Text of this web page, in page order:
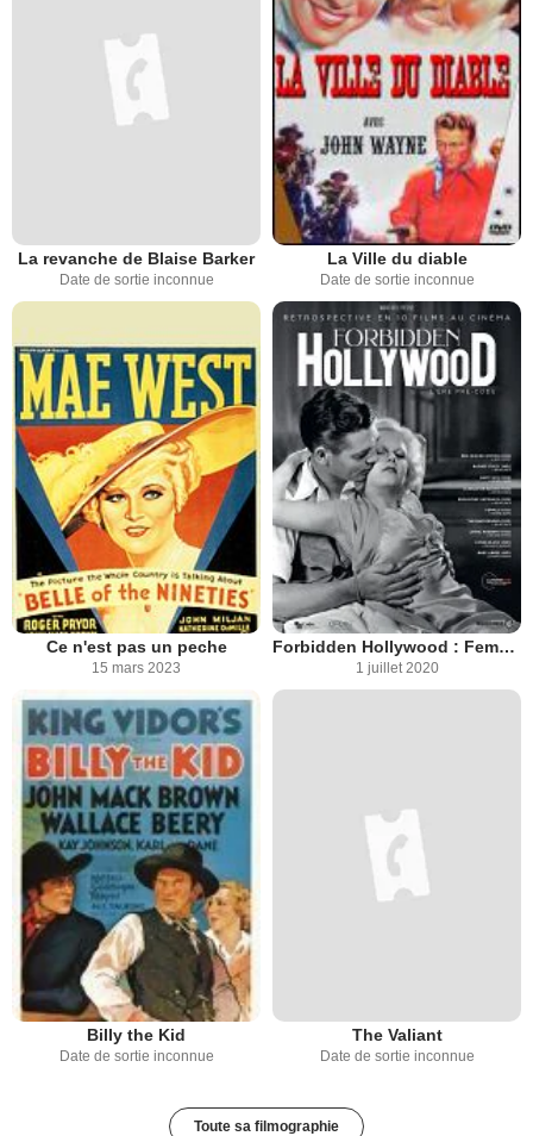
La revanche de Blaise Barker
Date de sortie inconnue
La Ville du diable
Date de sortie inconnue
Ce n'est pas un peche
15 mars 2023
Forbidden Hollywood : Female
1 juillet 2020
Billy the Kid
Date de sortie inconnue
The Valiant
Date de sortie inconnue
Toute sa filmographie